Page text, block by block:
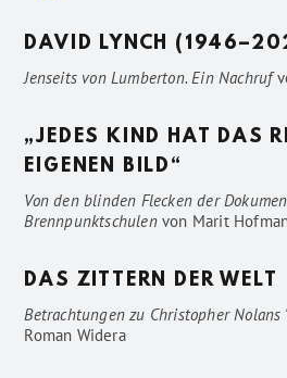
DAVID LYNCH
Jenseits von Lumberton. Ein Nachruf
„JEDES KIND HAT DAS
EIGENEN BILD“
Von den blinden Flecken der
Brennpunktschulenvon Marit
DAS ZITTERN DER WELT
Betrachtungen zu Christopher Nolans
Roman Widera